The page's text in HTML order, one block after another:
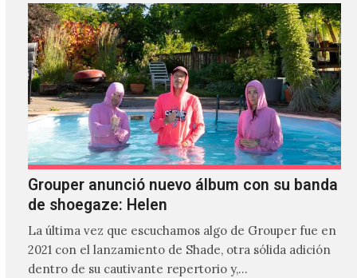
Grouper anunció nuevo álbum con su banda
de shoegaze: Helen
La última vez que escuchamos algo de Grouper fue en
2021 con el lanzamiento de Shade, otra sólida adición
dentro de su cautivante repertorio y,…